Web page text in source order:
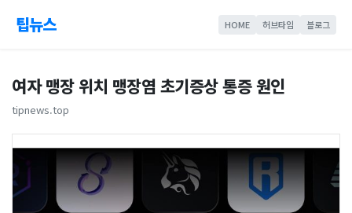
팁뉴스 HOME 허브타임 블로그
여자 맹장 위치 맹장염 초기증상 통증 원인
tipnews.top